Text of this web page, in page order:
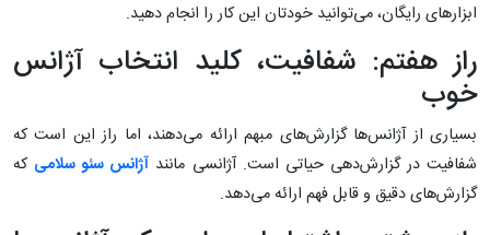
ابزارهای رایگان، می‌توانید خودتان این کار را انجام دهید.
راز هفتم: شفافیت، کلید انتخاب آژانس
خوب
بسیاری از آژانس‌ها گزارش‌های مبهم ارائه می‌دهند، اما راز این است که
شفافیت در گزارش‌دهی حیاتی است. آژانسی مانند آژانس سئو سلامی که
گزارش‌های دقیق و قابل فهم ارائه می‌دهد.